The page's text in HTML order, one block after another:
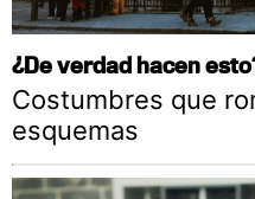
¿De verdad hacen
Costumbres que
esquemas